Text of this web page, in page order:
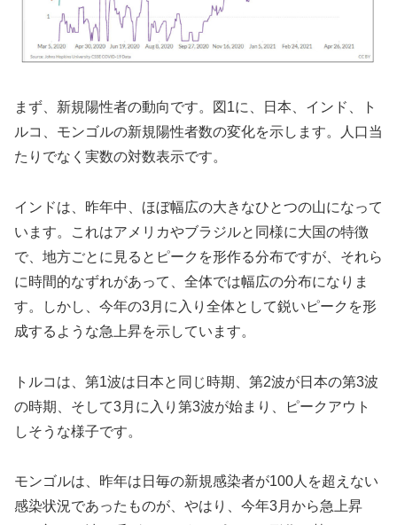
まず、新規陽性者の動向です。図1に、日本、インド、ト
ルコ、モンゴルの新規陽性者数の変化を示します。人口当
たりでなく実数の対数表示です。
インドは、昨年中、ほぼ幅広の大きなひとつの山になって
います。これはアメリカやブラジルと同様に大国の特徴
で、地方ごとに見るとピークを形作る分布ですが、それら
に時間的なずれがあって、全体では幅広の分布になりま
す。しかし、今年の3月に入り全体として鋭いピークを形
成するような急上昇を示しています。
トルコは、第1波は日本と同じ時期、第2波が日本の第3波
の時期、そして3月に入り第3波が始まり、ピークアウト
しそうな様子です。
モンゴルは、昨年は日毎の新規感染者が100人を超えない
感染状況であったものが、やはり、今年3月から急上昇